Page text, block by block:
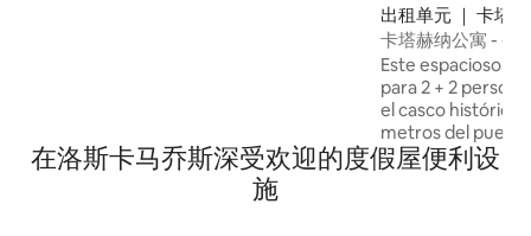
con bebé puedes solicitarnos los
servicios de cuna, bañera y trona, antes
出租单元 ｜ 卡塔
卡塔赫纳公寓 - 圣
Este espacioso
para 2 + 2
el casco histórico
metros del
de interés
Teatro Romano,
在洛斯卡马乔斯深受欢迎的度假屋便利设
施